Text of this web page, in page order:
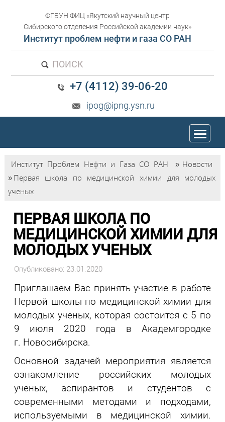
ФГБУН ФИЦ «Якутский научный центр
Сибирского отделения Российской академии наук»
Институт проблем нефти и газа СО РАН
ПОИСК
+7 (4112) 39-06-20
ipog@ipng.ysn.ru
trk
Институт Проблем Нефти и Газа СО РАН » Новости
»Первая школа по медицинской химии для молодых
ученых
ПЕРВАЯ ШКОЛА ПО
МЕДИЦИНСКОЙ ХИМИИ ДЛЯ
МОЛОДЫХ УЧЕНЫХ
Опубликовано: 23.01.2020
Приглашаем Вас принять участие в работе
Первой школы по медицинской химии для
молодых ученых, которая состоится с 5 по
9 июля 2020 года в Академгородке
г. Новосибирска.
Основной задачей мероприятия является
ознакомление российских молодых
ученых, аспирантов и студентов с
современными методами и подходами,
используемыми в медицинской химии.